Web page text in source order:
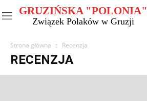
GRUZIŃSKA "POLONIA"
Związek Polaków w Gruzji
Strona główna Recenzja
RECENZJA